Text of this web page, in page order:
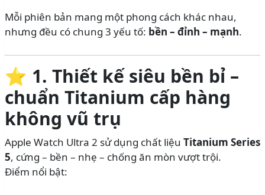
Mỗi phiên bản mang một phong cách khác nhau,
nhưng đều có chung 3 yếu tố: bền – đỉnh – mạnh.
⭐ 1. Thiết kế siêu bền bỉ –
chuẩn Titanium cấp hàng
không vũ trụ
Apple Watch Ultra 2 sử dụng chất liệu Titanium Series
5, cứng – bền – nhẹ – chống ăn mòn vượt trội.
Điểm nổi bật: